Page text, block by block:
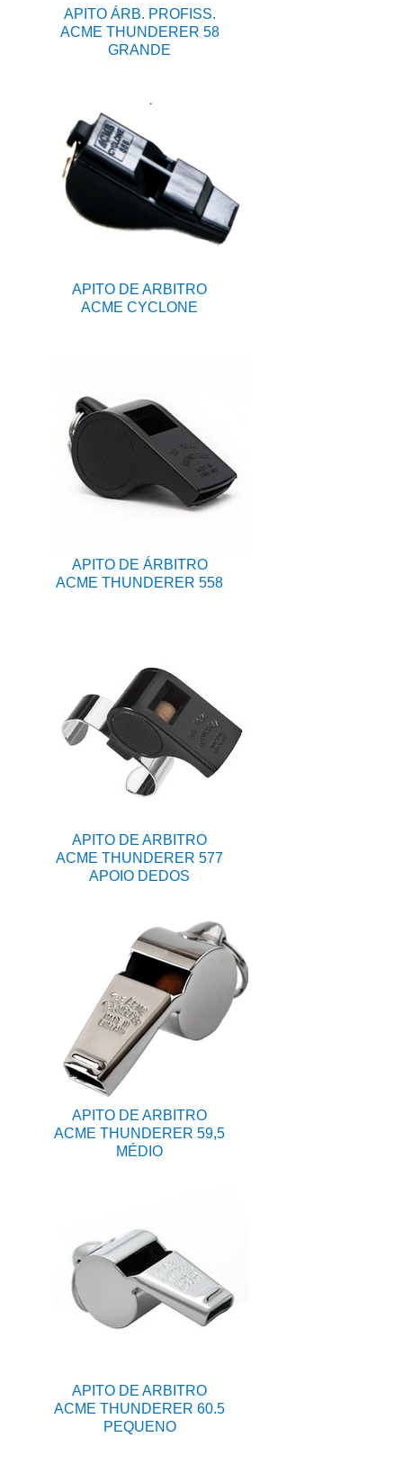
APITO ÁRB. PROFISS.
ACME THUNDERER 58
GRANDE
APITO DE ARBITRO
ACME CYCLONE
APITO DE ÁRBITRO
ACME THUNDERER 558
APITO DE ARBITRO
ACME THUNDERER 577
APOIO DEDOS
APITO DE ARBITRO
ACME THUNDERER 59,5
MÉDIO
APITO DE ARBITRO
ACME THUNDERER 60.5
PEQUENO